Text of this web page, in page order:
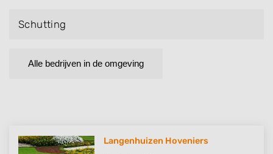
Schutting
Alle bedrijven in de omgeving
Langenhuizen Hoveniers